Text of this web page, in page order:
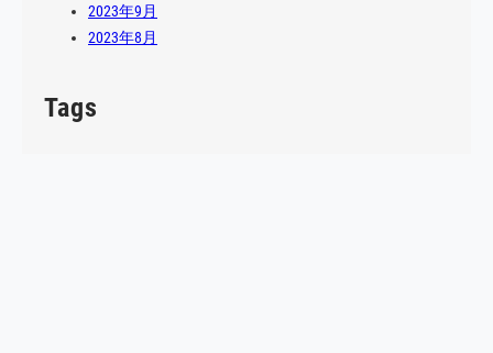
2023年9月
2023年8月
Tags